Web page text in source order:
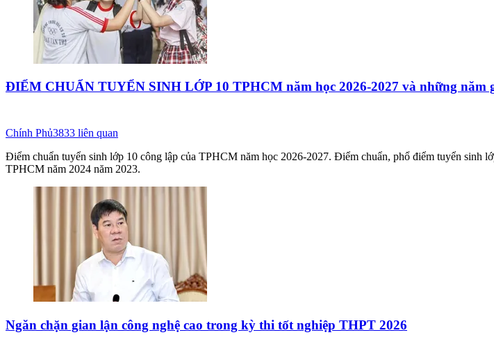
ĐIỂM CHUẨN TUYỂN SINH LỚP 10 TPHCM năm học 2026-2027 và những năm
Chính Phủ3833 liên quan
Điểm chuẩn tuyển sinh lớp 10 công lập của TPHCM năm học 2026-2027. Điểm chuẩn, phổ điểm tuyển
TPHCM năm 2024 năm 2023.
Ngăn chặn gian lận công nghệ cao trong kỳ thi tốt nghiệp THPT 2026